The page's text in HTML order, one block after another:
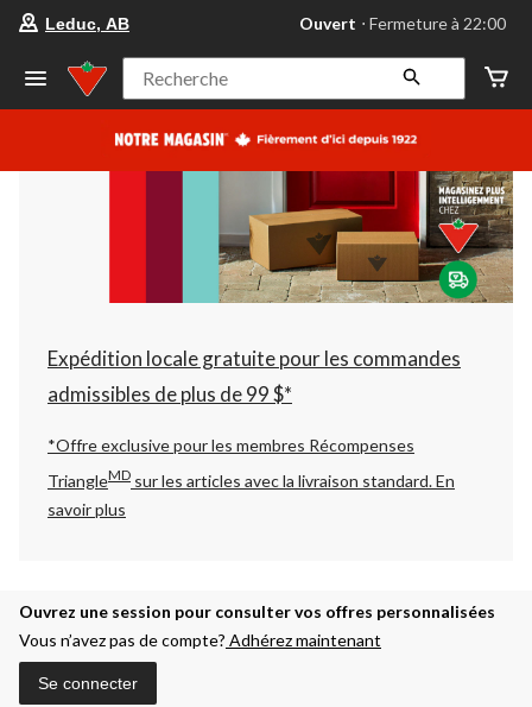
votre
préféré
Leduc,
AB,
courament
Fermeture
à
22:00
cliquer
pour
changer
Leduc, AB Ouvert ⋅ Fermeture à 22:00
Recherche
Expédition locale gratuite pour les commandes
admissibles de plus de 99 $*
*Offre exclusive pour les membres Récompenses
TriangleMD sur les articles avec la livraison standard.En
savoir plus
Ouvrez une session pour consulter vos offres personnalisées
Vous n’avez pas de compte? Adhérez maintenant
Se connecter